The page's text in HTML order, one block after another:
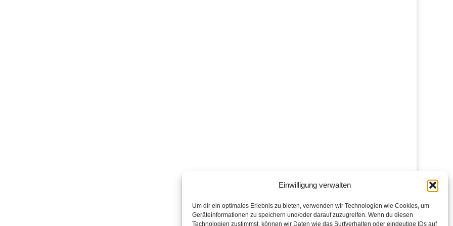
Einwilligung verwalten
Um dir ein optimales Erlebnis zu bieten, verwenden wir Technologien wie Cookies, um
Geräteinformationen zu speichern und/oder darauf zuzugreifen. Wenn du diesen
Technologien zustimmst, können wir Daten wie das Surfverhalten oder eindeutige IDs auf